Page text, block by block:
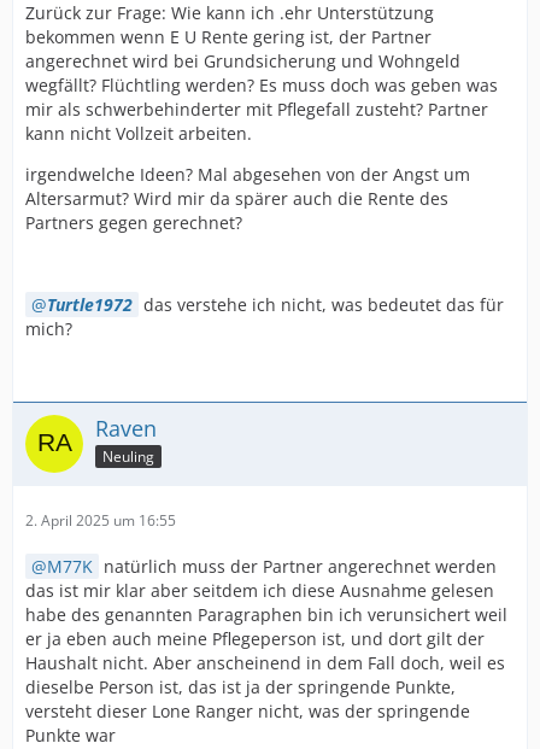
Zurück zur Frage: Wie kann ich .ehr Unterstützung
bekommen wenn E U Rente gering ist, der Partner
angerechnet wird bei Grundsicherung und Wohngeld
wegfällt? Flüchtling werden? Es muss doch was geben was
mir als schwerbehinderter mit Pflegefall zusteht? Partner
kann nicht Vollzeit arbeiten.
irgendwelche Ideen? Mal abgesehen von der Angst um
Altersarmut? Wird mir da spärer auch die Rente des
Partners gegen gerechnet?
Turtle1972 das verstehe ich nicht, was bedeutet das für
mich?
Raven
Neuling
2. April 2025 um 16:55
M77K natürlich muss der Partner angerechnet werden
das ist mir klar aber seitdem ich diese Ausnahme gelesen
habe des genannten Paragraphen bin ich verunsichert weil
er ja eben auch meine Pflegeperson ist, und dort gilt der
Haushalt nicht. Aber anscheinend in dem Fall doch, weil es
dieselbe Person ist, das ist ja der springende Punkte,
versteht dieser Lone Ranger nicht, was der springende
Punkte war